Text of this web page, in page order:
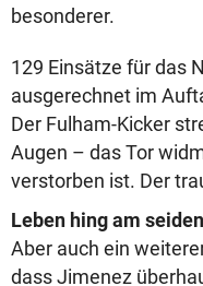
besonderer.
129 Einsätze für das
ausgerechnet im
Der Fulham-Kicker
Augen – das Tor
verstorben ist. Der
Leben hing am
Aber auch ein
dass Jimenez